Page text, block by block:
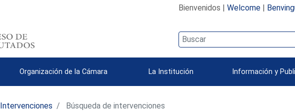
Bienvenidos | Welcome|
Organización de la Cámara La Institución Información y
Intervenciones Búsqueda de intervenciones